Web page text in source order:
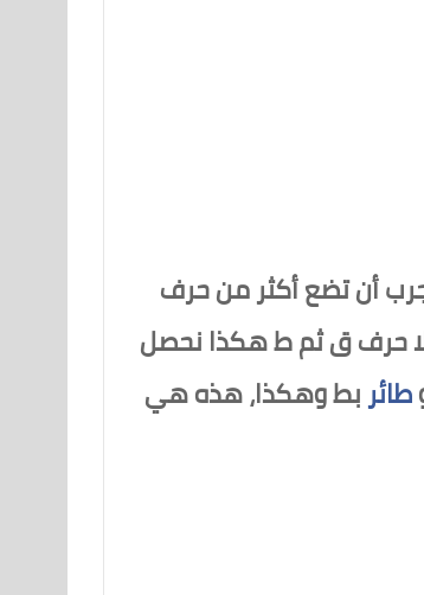
أن تضع أكثر من حرف
حرف ق ثم ط هكذا نحصل
طائربط وهكذا، هذه هي